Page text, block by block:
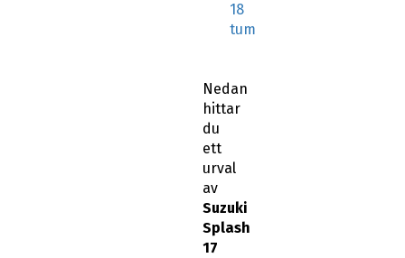
18
tum
Nedan
hittar
du
ett
urval
av
Suzuki
Splash
17